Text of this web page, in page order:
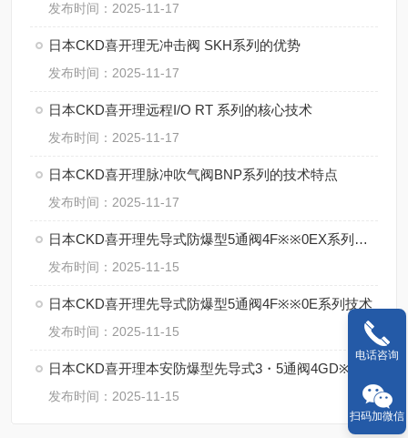
发布时间：2025-11-17
日本CKD喜开理无冲击阀 SKH系列的优势
发布时间：2025-11-17
日本CKD喜开理远程I/O RT 系列的核心技术
发布时间：2025-11-17
日本CKD喜开理脉冲吹气阀BNP系列的技术特点
发布时间：2025-11-17
日本CKD喜开理先导式防爆型5通阀4F※※0EX系列的特点
发布时间：2025-11-15
日本CKD喜开理先导式防爆型5通阀4F※※0E系列技术
发布时间：2025-11-15
发布时间：2025-11-15
电话咨询
扫码加微信